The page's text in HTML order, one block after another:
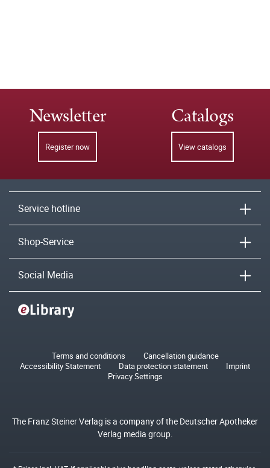
Newsletter
Register now
Catalogs
View catalogs
Service hotline
Shop-Service
Social Media
Terms and conditions
Cancellation guidance
Accessibility Statement
Data protection statement
Imprint
Privacy Settings
The Franz Steiner Verlag is a company of the Deutscher Apotheker
Verlag media group.